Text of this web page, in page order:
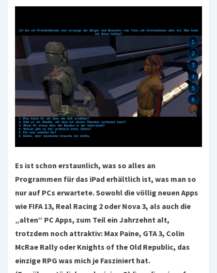
Es ist schon erstaunlich, was so alles an
Programmen für das iPad erhältlich ist, was man so
nur auf PCs erwartete. Sowohl die völlig neuen Apps
wie FIFA 13, Real Racing 2 oder Nova 3, als auch die
„alten“ PC Apps, zum Teil ein Jahrzehnt alt,
trotzdem noch attraktiv: Max Paine, GTA 3, Colin
McRae Rally oder Knights of the Old Republic, das
einzige RPG was mich je Fasziniert hat.